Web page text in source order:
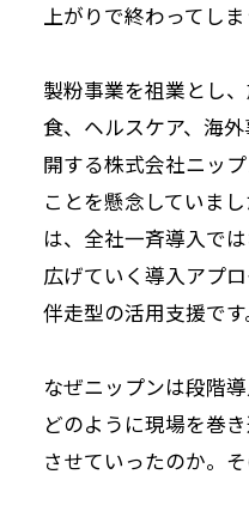
上がりで終わってしま
製粉事業を祖業とし
食、ヘルスケア、海
開する株式会社ニッ
ことを懸念していま
は、全社一斉導入で
広げていく導入アプ
伴走型の活用支援です
なぜニップンは段階
どのように現場を巻
させていったのか。そ